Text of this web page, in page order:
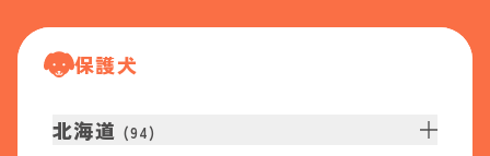
保護犬
北海道 (94)